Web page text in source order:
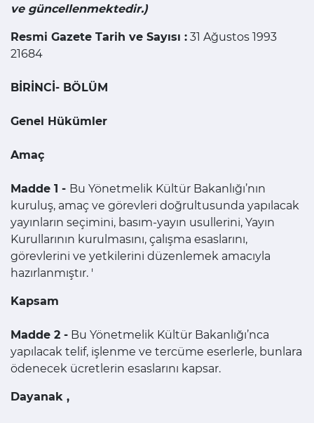
ve güncellenmektedir.)
Resmi Gazete Tarih ve Sayısı : 31 Ağustos 1993
21684
BİRİNCİ- BÖLÜM
Genel Hükümler
Amaç
Madde 1 - Bu Yönetmelik Kültür Bakanlığı’nın
kuruluş, amaç ve görevleri doğrultusunda yapılacak
yayınların seçimini, basım-yayın usullerini, Yayın
Kurullarının kurulmasını, çalışma esaslarını,
görevlerini ve yetkilerini düzenlemek amacıyla
hazırlanmıştır. '
Kapsam
Madde 2 - Bu Yönetmelik Kültür Bakanlığı’nca
yapılacak telif, işlenme ve tercüme eserlerle, bunlara
ödenecek ücretlerin esaslarını kapsar.
Dayanak ,